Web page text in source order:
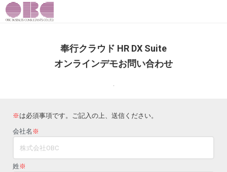
奉行クラウド HR DX Suite
オンラインデモお問い合わせ
※ は必須事項です。ご記入の上、送信ください。
会社名 ※
姓 ※